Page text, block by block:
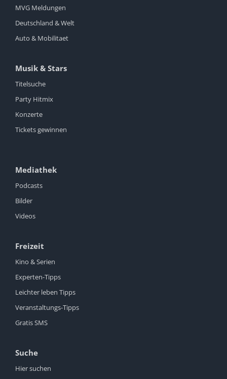
MVG Meldungen
Deutschland & Welt
Auto & Mobilitaet
Musik & Stars
Titelsuche
Party Hitmix
Konzerte
Tickets gewinnen
Mediathek
Podcasts
Bilder
Videos
Freizeit
Kino & Serien
Experten-Tipps
Leichter leben Tipps
Veranstaltungs-Tipps
Gratis SMS
Suche
Hier suchen